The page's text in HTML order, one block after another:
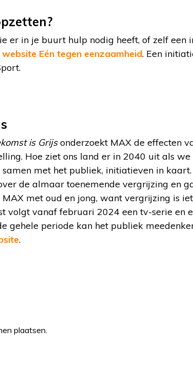
er in je buurt hulp nodig heeft, of zelf een
website Eén tegen eenzaamheid. Een
is Grijsonderzoekt MAX de effecten
Hoe ziet ons land er in 2040 uit als we
met het publiek, initiatieven in
de almaar toenemende vergrijzing en
met oud en jong, want vergrijzing is
volgt vanaf februari 2024 een tv-serie en
gehele periode kan het publiek
.
plaatsen.